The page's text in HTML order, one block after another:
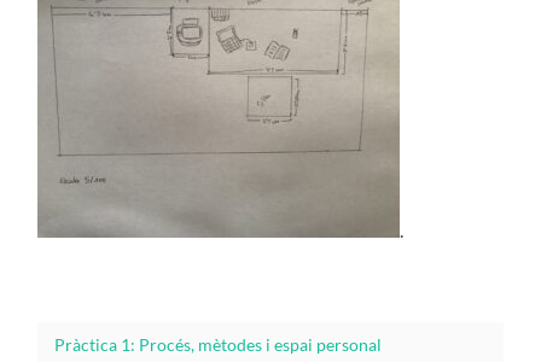
.
Pràctica 1: Procés, mètodes i espai personal